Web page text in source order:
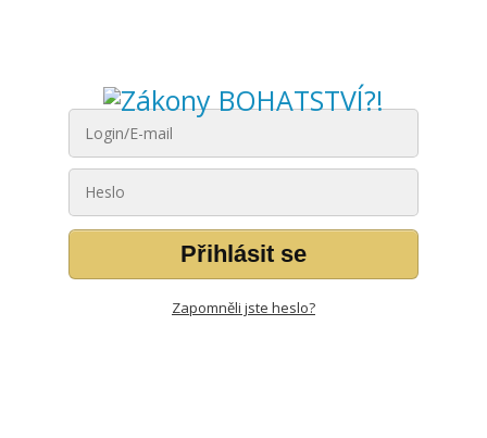
Přihlásit se
Zapomněli jste heslo?